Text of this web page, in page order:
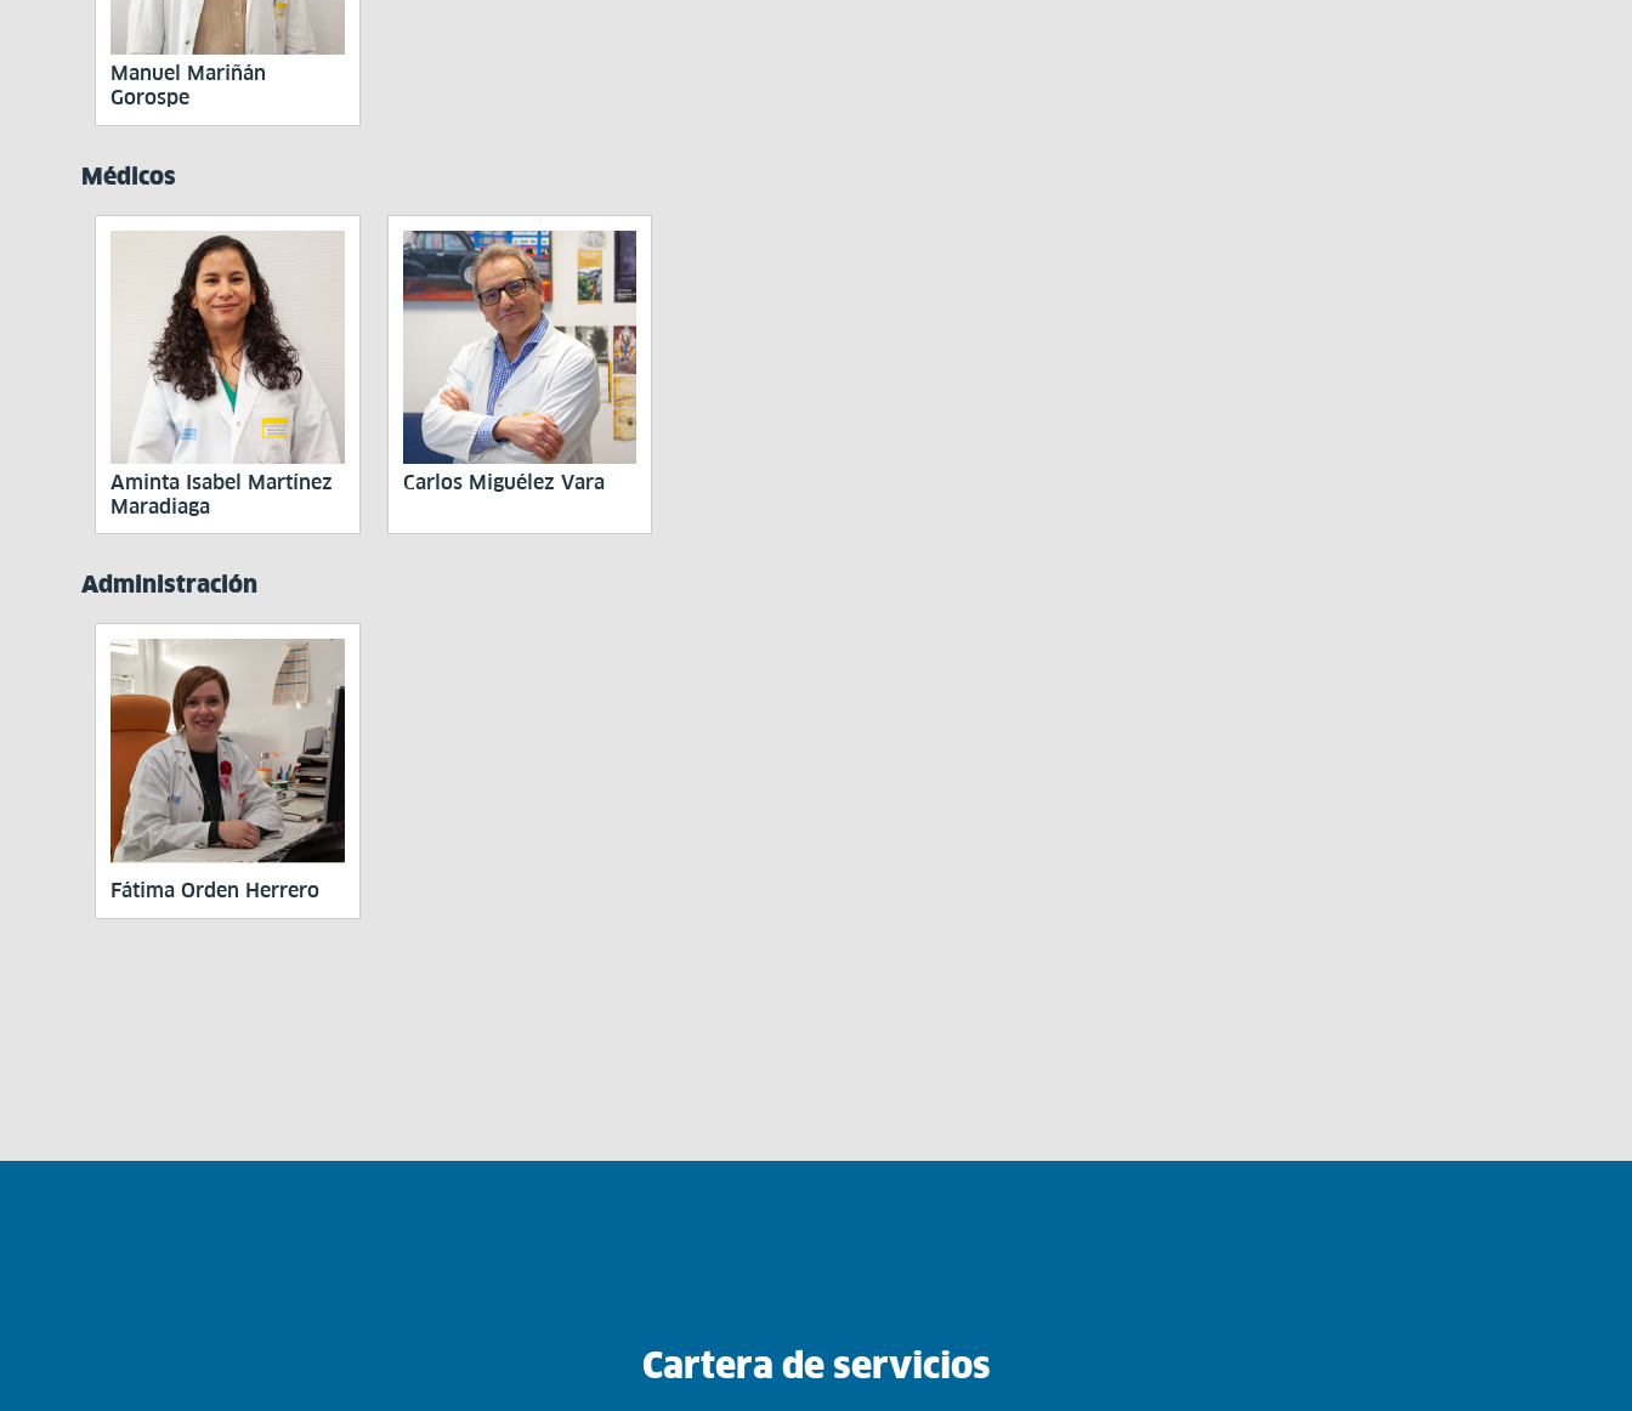
Manuel Mariñán
Gorospe
Médicos
Aminta Isabel Martínez
Maradiaga
Carlos Miguélez Vara
Administración
Fátima Orden Herrero
Cartera de servicios